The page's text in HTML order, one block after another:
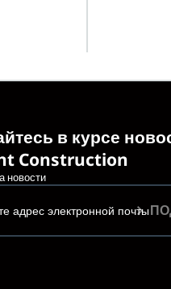
в курсе
Construction
новости